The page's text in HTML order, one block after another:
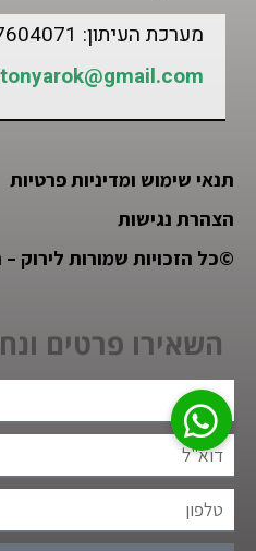
מערכת העיתון: 09-7604071
תנאי שימוש ומדיניות פרטיות
הצהרת נגישות
©כל הזכויות שמורות לירוק
השאירו פרטים